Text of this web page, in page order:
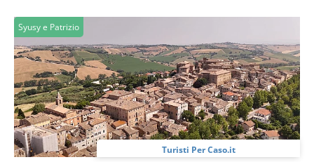
Syusy e Patrizio
Turisti Per Caso.it